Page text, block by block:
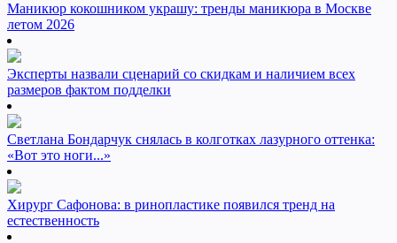
Маникюр кокошником украшу: тренды маникюра в Москве
летом 2026
Эксперты назвали сценарий со скидкам и наличием всех
размеров фактом подделки
Светлана Бондарчук снялась в колготках лазурного оттенка:
«Вот это ноги...»
Хирург Сафонова: в ринопластике появился тренд на
естественность